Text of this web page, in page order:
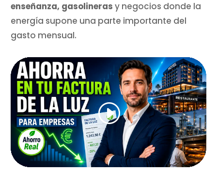
enseñanza, gasolineras y negocios donde la
energía supone una parte importante del
gasto mensual.